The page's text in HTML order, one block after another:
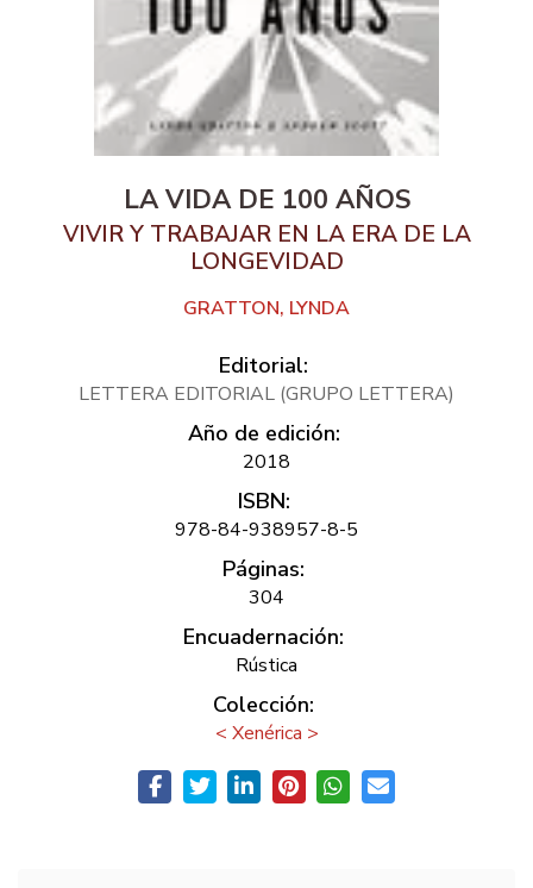
LA VIDA DE 100 AÑOS
VIVIR Y TRABAJAR EN LA ERA DE LA
LONGEVIDAD
GRATTON, LYNDA
Editorial:
LETTERA EDITORIAL (GRUPO LETTERA)
Año de edición:
2018
ISBN:
978-84-938957-8-5
Páginas:
304
Encuadernación:
Rústica
Colección:
< Xenérica >